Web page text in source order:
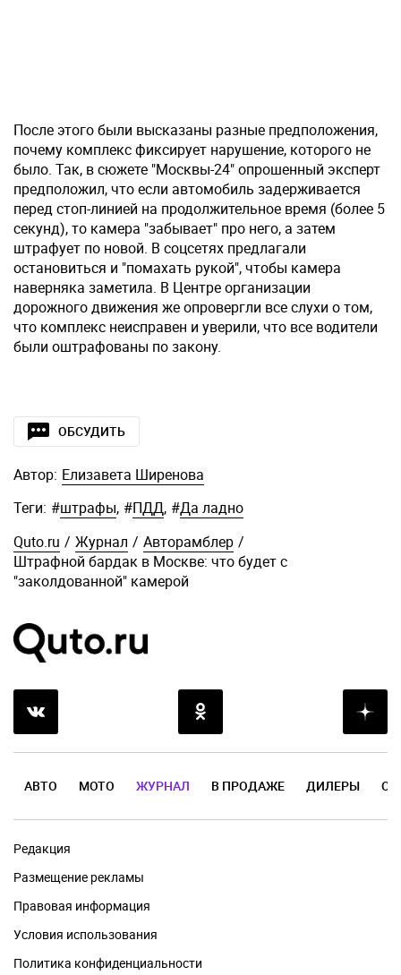
После этого были высказаны разные предположения,
почему комплекс фиксирует нарушение, которого не
было. Так, в сюжете "Москвы-24" опрошенный эксперт
предположил, что если автомобиль задерживается
перед стоп-линией на продолжительное время (более 5
секунд), то камера "забывает" про него, а затем
штрафует по новой. В соцсетях предлагали
остановиться и "помахать рукой", чтобы камера
наверняка заметила. В Центре организации
дорожного движения же опровергли все слухи о том,
что комплекс неисправен и уверили, что все водители
были оштрафованы по закону.
ОБСУДИТЬ
Автор: Елизавета Ширенова
Теги: #штрафы, #ПДД, #Да ладно
Quto.ru / Журнал / Авторамблер /
Штрафной бардак в Москве: что будет с
"заколдованной" камерой
АВТО МОТО ЖУРНАЛ В ПРОДАЖЕ ДИЛЕРЫ
Редакция
Размещение рекламы
Правовая информация
Условия использования
Политика конфиденциальности